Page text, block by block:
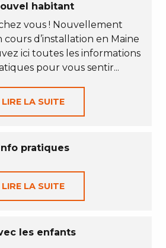
habitant
vous ! Nouvellement
cours d’installation en Maine
ici toutes les informations
pour vous sentir...
LIRE LA SUITE
pratiques
LIRE LA SUITE
les enfants